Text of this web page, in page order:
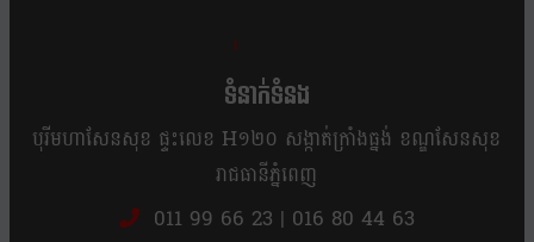
ទំនាក់ទំនង
បុរីមហាសែនសុខ ផ្ទះលេខ H១២០ សង្កាត់ក្រាំងធ្នង់ ខណ្ឌសែនសុខ
រាជធានីភ្នំពេញ
011 99 66 23 | 016 80 44 63